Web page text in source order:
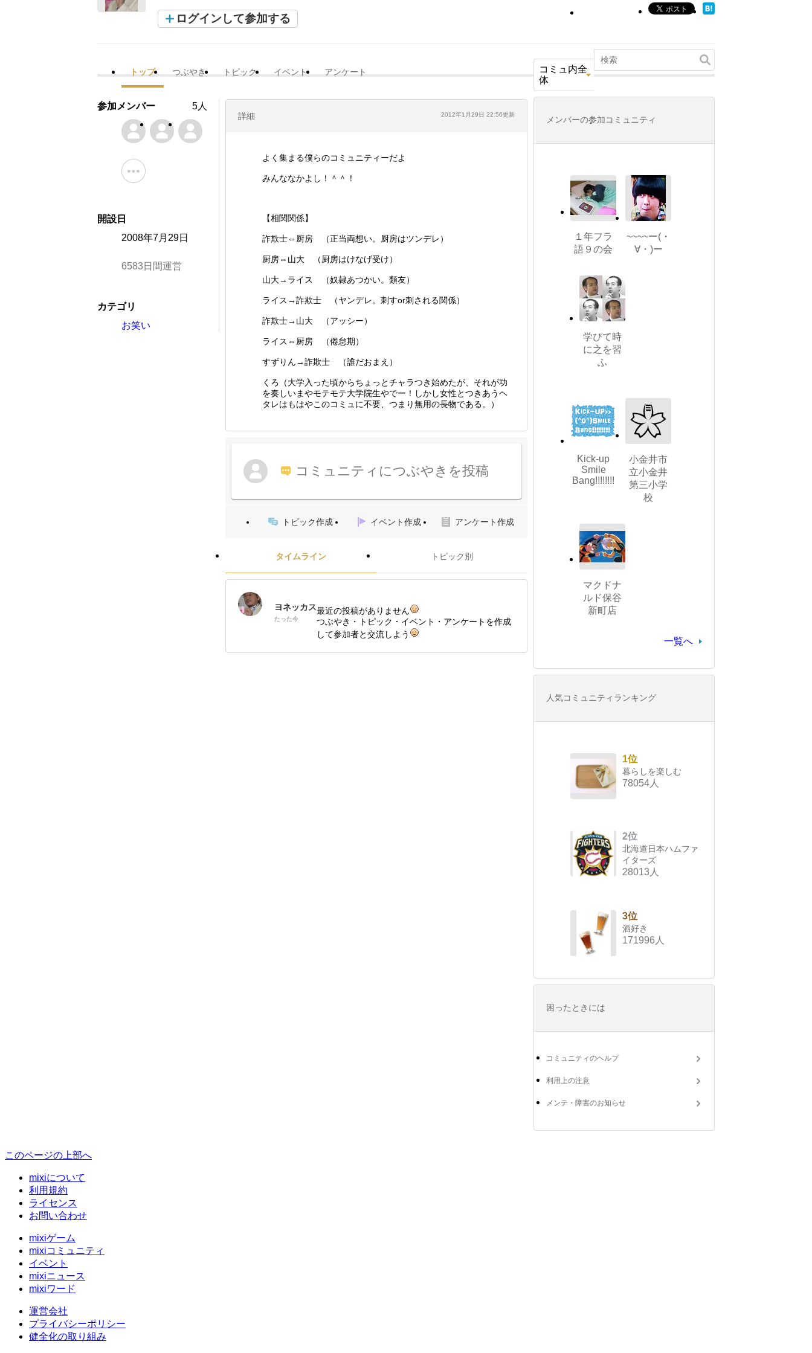
ログインして参加する
トップ つぶやき トピック イベント アンケート
コミュ内全
体
詳細 2012年1月29日 22:56更新
よく集まる僕らのコミュニティーだよ
みんななかよし！＾＾！
【相関関係】
詐欺士⇔厨房 （正当両想い。厨房はツンデレ）
厨房⇔山大 （厨房はけなげ受け）
山大→ライス （奴隷あつかい。類友）
ライス→詐欺士 （ヤンデレ。刺すor刺される関係）
詐欺士→山大 （アッシー）
ライス⇔厨房 （倦怠期）
すずりん→詐欺士 （誰だおまえ）
くろ（大学入った頃からちょっとチャラつき始めたが、それが功
を奏しいまやモテモテ大学院生やでー！しかし女性とつきあうヘ
タレはもはやこのコミュに不要、つまり無用の長物である。）
コミュニティにつぶやきを投稿
トピック作成 イベント作成 アンケート作成
タイムライン トピック別
ヨネッカス
たった今
最近の投稿がありません
つぶやき・トピック・イベント・アンケートを作成
して参加者と交流しよう
参加メンバー 5人
開設日
2008年7月29日
6583日間運営
カテゴリ
お笑い
メンバーの参加コミュニティ
１年フラ
語９の会
~~~~ー(・
∀・)ー
学びて時
に之を習
ふ
Kick-up
Smile
Bang!!!!!!!!
小金井市
立小金井
第三小学
校
マクドナ
ルド保谷
新町店
一覧へ
人気コミュニティランキング
1位
暮らしを楽しむ
78054人
2位
北海道日本ハムファ
イターズ
28013人
3位
酒好き
171996人
困ったときには
コミュニティのヘルプ
利用上の注意
メンテ・障害のお知らせ
このページの上部へ
mixiについて
利用規約
ライセンス
お問い合わせ
mixiゲーム
mixiコミュニティ
イベント
mixiニュース
mixiワード
運営会社
プライバシーポリシー
健全化の取り組み